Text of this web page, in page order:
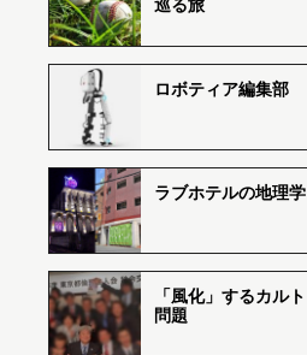
巡る旅
ロボティア編集部
ラブホテルの地理学
「風化」するカルト
問題